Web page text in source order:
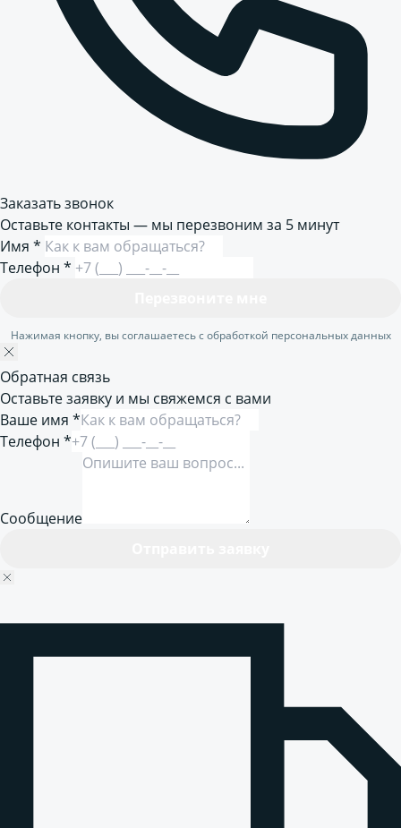
Заказать звонок
Оставьте контакты — мы перезвоним за 5 минут
Имя *
Телефон *
Нажимая кнопку, вы соглашаетесь с обработкой персональных данных
Обратная связь
Оставьте заявку и мы свяжемся с вами
Ваше имя *
Телефон *
Сообщение